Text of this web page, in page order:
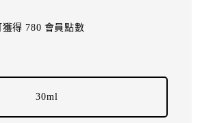
得 780 會員點數
30ml